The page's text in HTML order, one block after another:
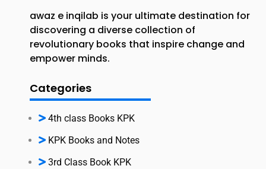
awaz e inqilab is your ultimate destination for
discovering a diverse collection of
revolutionary books that inspire change and
empower minds.
Categories
4th class Books KPK
KPK Books and Notes
3rd Class Book KPK